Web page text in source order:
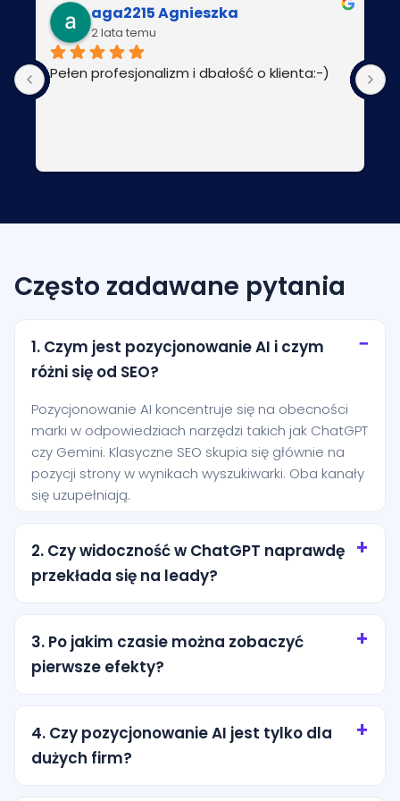
aga2215 Agnieszka
2 lata temu
Pełen profesjonalizm i dbałość o klienta:-)
Często zadawane pytania
1. Czym jest pozycjonowanie AI i czym
różni się od SEO?
Pozycjonowanie AI koncentruje się na obecności
marki w odpowiedziach narzędzi takich jak ChatGPT
czy Gemini. Klasyczne SEO skupia się głównie na
pozycji strony w wynikach wyszukiwarki. Oba kanały
się uzupełniają.
2. Czy widoczność w ChatGPT naprawdę
przekłada się na leady?
Tak, szczególnie przy zapytaniach o wysokiej
intencji. Użytkownik często pyta AI o rekomendację
konkretnej usługi i jest bliżej decyzji niż osoba, która
dopiero przegląda ogólne wyniki wyszukiwania.
3. Po jakim czasie można zobaczyć
pierwsze efekty?
Pierwsze efekty zwykle pojawiają się po kilku
tygodniach od wdrożenia podstaw. Trwalsze
rezultaty wymagają regularnej pracy nad treścią,
strukturą i autorytetem marki.
4. Czy pozycjonowanie AI jest tylko dla
dużych firm?
Nie. Dla lokalnych firm z miasta Dobczyce to często